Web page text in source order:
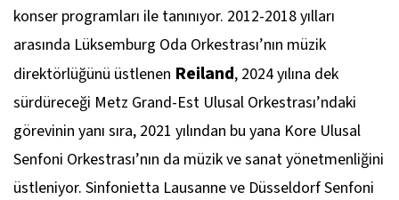
konser programları ile tanınıyor. 2012-2018 yılları
arasında Lüksemburg Oda Orkestrası’nın müzik
direktörlüğünü üstlenen Reiland, 2024 yılına dek
sürdüreceği Metz Grand-Est Ulusal Orkestrası’ndaki
görevinin yanı sıra, 2021 yılından bu yana Kore Ulusal
Senfoni Orkestrası’nın da müzik ve sanat yönetmenliğini
üstleniyor. Sinfonietta Lausanne ve Düsseldorf Senfoni